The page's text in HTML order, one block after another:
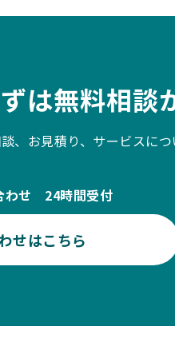
は無料相談
、お見積り、サービスに
わせ 24時間受付
せはこちら